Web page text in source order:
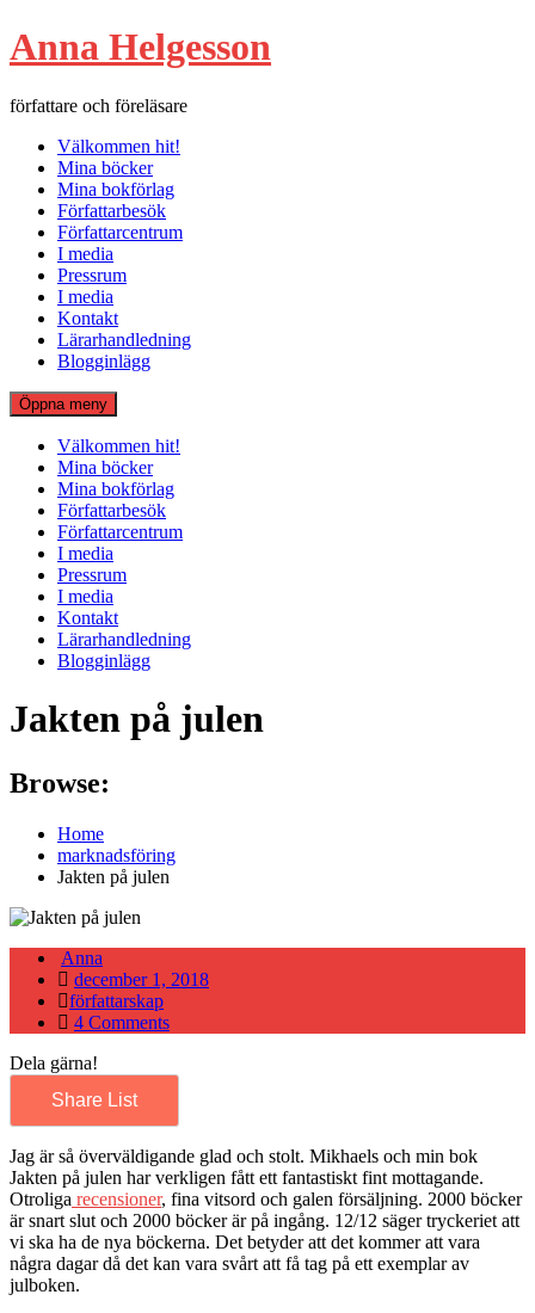
Hoppa
till
Anna Helgesson
författare och föreläsare
Välkommen hit!
Mina böcker
Mina bokförlag
Författarbesök
Författarcentrum
I media
Pressrum
I media
Kontakt
Lärarhandledning
Blogginlägg
Öppna meny
Välkommen hit!
Mina böcker
Mina bokförlag
Författarbesök
Författarcentrum
I media
Pressrum
I media
Kontakt
Lärarhandledning
Blogginlägg
Jakten på julen
Browse:
Home
marknadsföring
Jakten på julen
Anna
Posted
on
december 1, 2018
författarskap
4 Comments
Dela gärna!
Share List
Jag är så överväldigande glad och stolt. Mikhaels och min bok
Jakten på julen har verkligen fått ett fantastiskt fint mottagande.
Otroliga recensioner, fina vitsord och galen försäljning. 2000 böcker
är snart slut och 2000 böcker är på ingång. 12/12 säger tryckeriet att
vi ska ha de nya böckerna. Det betyder att det kommer att vara
några dagar då det kan vara svårt att få tag på ett exemplar av
julboken.